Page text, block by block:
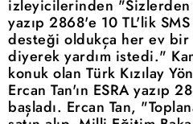
izleyicilerinden
yazıp 2868'e 10 TL'lik
desteği oldukça her ev bir
diyerek yardım istedi."
konuk olan Türk Kızılay
Ercan Tan'ın ESRA yazıp
başladı. Ercan Tan,